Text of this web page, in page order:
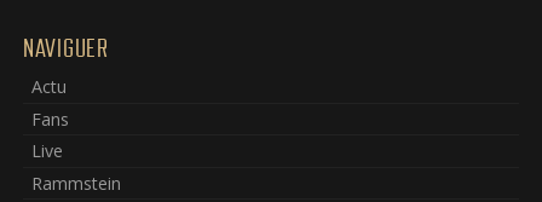
NAVIGUER
Actu
Fans
Live
Rammstein